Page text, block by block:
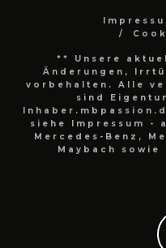
** Unsere
Änderungen,
vorbehalten. Alle
sind
siehe Impressum -
Mercedes-Benz,
Maybach sowie